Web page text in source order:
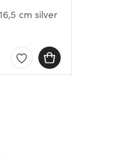
cm silver